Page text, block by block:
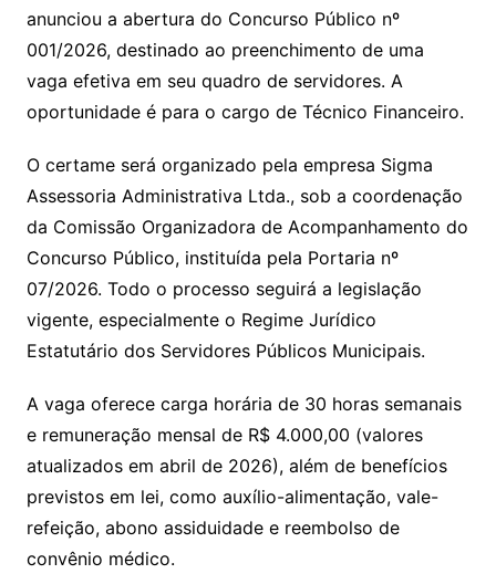
anunciou a abertura do Concurso Público nº
001/2026, destinado ao preenchimento de uma
vaga efetiva em seu quadro de servidores. A
oportunidade é para o cargo de Técnico Financeiro.
O certame será organizado pela empresa Sigma
Assessoria Administrativa Ltda., sob a coordenação
da Comissão Organizadora de Acompanhamento do
Concurso Público, instituída pela Portaria nº
07/2026. Todo o processo seguirá a legislação
vigente, especialmente o Regime Jurídico
Estatutário dos Servidores Públicos Municipais.
A vaga oferece carga horária de 30 horas semanais
e remuneração mensal de R$ 4.000,00 (valores
atualizados em abril de 2026), além de benefícios
previstos em lei, como auxílio-alimentação, vale-
refeição, abono assiduidade e reembolso de
convênio médico.